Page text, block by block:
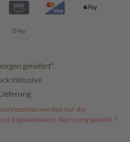
geliefert³
inklusive
werden nur die
Eigenanteile in Rechnung gestellt.⁴